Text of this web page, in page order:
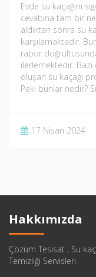
Evde su kaçağını
cevabına tam bir
aldıktan sonra su
karşılamaktadır.
rapor
ilerlemektedir.
oluşan su kaçağı
Peki bunlar nedir?
17 Nisan 2024
Hakkımızda
Çözüm Tesisat ; Su
Temizliği Servisleri